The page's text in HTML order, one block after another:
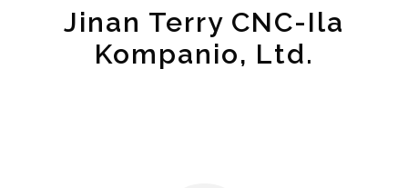
Jinan Terry CNC-Ila
Kompanio, Ltd.